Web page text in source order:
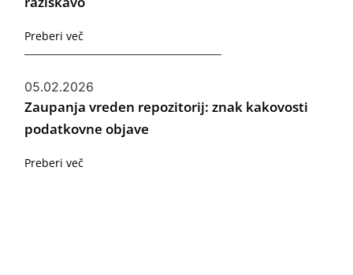
Preberi več
05.02.2026
Zaupanja vreden repozitorij: znak kakovosti
podatkovne objave
Preberi več